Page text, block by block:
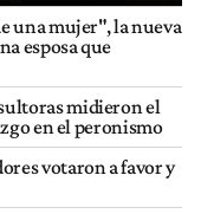
una mujer", la nueva
esposa que
midieron el
en el peronismo
votaron a favor y